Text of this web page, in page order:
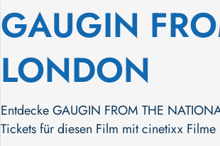
GAUGIN
LONDON
Entdecke GAUGIN FROM THE
Tickets für diesen Film mit cinetixx Filme